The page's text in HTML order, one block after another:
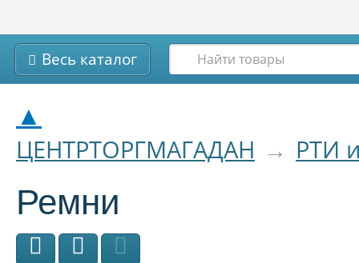
Весь каталог
▲
ЦЕНТРТОРГМАГАДАН → РТИ
Ремни